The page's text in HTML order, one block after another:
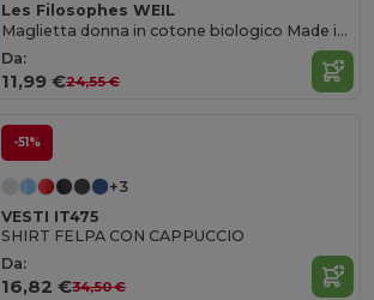
Les Filosophes WEIL
Maglietta donna in cotone biologico Made in France
Da:
11,99 €24,55 €
-51%
+3
VESTI IT475
SHIRT FELPA CON CAPPUCCIO
Da:
16,82 €34,50 €